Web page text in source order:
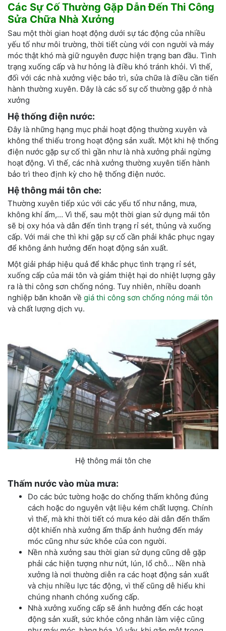
Các Sự Cố Thường Gặp Dẫn Đến Thi Công
Sửa Chữa Nhà Xưởng
Sau một thời gian hoạt động dưới sự tác động của nhiều
yếu tố như môi trường, thời tiết cùng với con người và máy
móc thật khó mà giữ nguyên được hiện trạng ban đầu. Tình
trạng xuống cấp và hư hỏng là điều khó tránh khỏi. Vì thế,
đối với các nhà xưởng việc bảo trì, sửa chữa là điều cần tiến
hành thường xuyên. Đây là các số sự cố thường gặp ở nhà
xưởng
Hệ thống điện nước:
Đây là những hạng mục phải hoạt động thường xuyên và
không thể thiếu trong hoạt động sản xuất. Một khi hệ thống
điện nước gặp sự cố thì gần như là nhà xưởng phải ngừng
hoạt động. Vì thế, các nhà xưởng thường xuyên tiến hành
bảo trì theo định kỳ cho hệ thống điện nước.
Hệ thông mái tôn che:
Thường xuyên tiếp xúc với các yếu tố như nắng, mưa,
không khí ẩm,… Vì thế, sau một thời gian sử dụng mái tôn
sẽ bị oxy hóa và dẫn đến tình trạng rỉ sét, thủng và xuống
cấp. Với mái che thì khi gặp sự cố cần phải khắc phục ngay
để không ảnh hưởng đến hoạt động sản xuất.
Một giải pháp hiệu quả để khắc phục tình trạng rỉ sét,
xuống cấp của mái tôn và giảm thiệt hại do nhiệt lượng gây
ra là thi công sơn chống nóng. Tuy nhiên, nhiều doanh
nghiệp băn khoăn về giá thi công sơn chống nóng mái tôn
và chất lượng dịch vụ.
Hệ thông mái tôn che
Thấm nước vào mùa mưa:
Do các bức tường hoặc do chống thấm không đúng
cách hoặc do nguyên vật liệu kém chất lượng. Chính
vì thế, mà khi thời tiết có mưa kéo dài dẫn đến thấm
dột khiến nhà xưởng ẩm thấp ảnh hưởng đến máy
móc cũng như sức khỏe của con người.
Nền nhà xưởng sau thời gian sử dụng cũng dễ gặp
phải các hiện tượng như nứt, lún, lổ chỗ… Nền nhà
xưởng là nơi thường diễn ra các hoạt động sản xuất
và chịu nhiều lực tác động, vì thế cũng dễ hiểu khi
chúng nhanh chóng xuống cấp.
Nhà xưởng xuống cấp sẽ ảnh hưởng đến các hoạt
động sản xuất, sức khỏe công nhân làm việc cũng